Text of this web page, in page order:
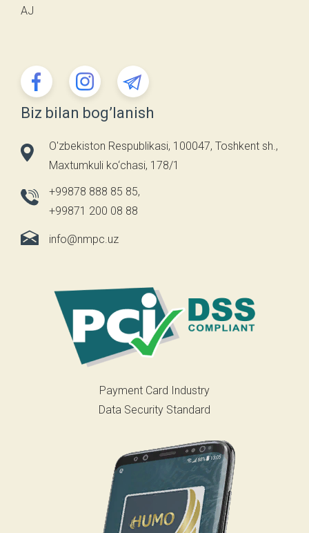
AJ
Biz bilan bog’lanish
O'zbekiston Respublikasi, 100047, Toshkent sh.,
Maxtumkuli ko‘chasi, 178/1
+99878 888 85 85,
+99871 200 08 88
info@nmpc.uz
Payment Card Industry
Data Security Standard